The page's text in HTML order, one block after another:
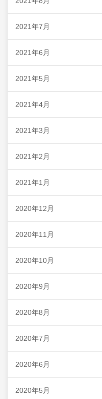
2021年7月
2021年6月
2021年5月
2021年4月
2021年3月
2021年2月
2021年1月
2020年12月
2020年11月
2020年10月
2020年9月
2020年8月
2020年7月
2020年6月
2020年5月